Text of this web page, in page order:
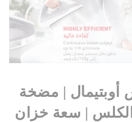
أوبتيمال | مضخة
الكلس | سعة خزان